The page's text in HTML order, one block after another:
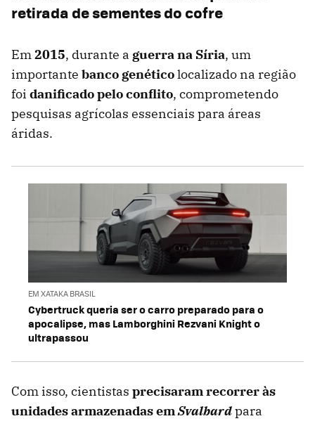
retirada de sementes do cofre
Em2015, durante a guerra na Síria, um
importante banco genéticolocalizado na região
foi danificado pelo conflito, comprometendo
pesquisas agrícolas essenciais para áreas
áridas.
EM XATAKA BRASIL
Cybertruck queria ser o carro preparado para o
apocalipse, mas Lamborghini Rezvani Knight o
ultrapassou
Com isso, cientistas precisaram recorrer às
unidades armazenadas emSvalbardpara